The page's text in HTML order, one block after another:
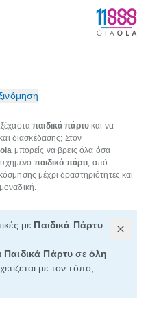
παιδικά πάρτυ και να
διασκέδασης; Στον
μπορείς να βρεις όλα όσα
παιδικό πάρτι, από
μέχρι δραστηριότητες και
με Παιδικά Πάρτυ
Παιδικά Πάρτυ σεόλη
με τον τόπο,